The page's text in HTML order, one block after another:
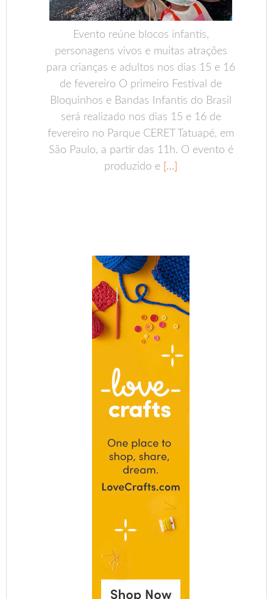
Evento reúne blocos infantis,
personagens vivos e muitas atrações
para crianças e adultos nos dias 15 e 16
de fevereiro O primeiro Festival de
Bloquinhos e Bandas Infantis do Brasil
será realizado nos dias 15 e 16 de
fevereiro no Parque CERET Tatuapé, em
São Paulo, a partir das 11h. O evento é
produzido e […]